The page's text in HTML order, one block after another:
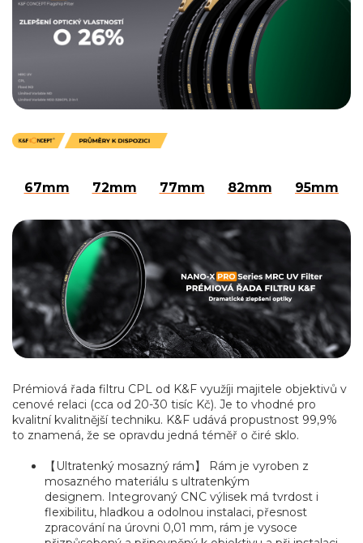
67mm 72mm 77mm 82mm 95mm
Prémiová řada filtru CPL od K&F využíji majitele objektivů v
cenové relaci (cca od 20-30 tisíc Kč). Je to vhodné pro
kvalitní kvalitnější techniku. K&F udává propustnost 99,9%
to znamená, že se opravdu jedná téměř o čiré sklo.
【Ultratenký mosazný rám】 Rám je vyroben z
mosazného materiálu s ultratenkým
designem.
Integrovaný CNC výlisek má tvrdost i
flexibilitu, hladkou a odolnou instalaci, přesnost
zpracování na úrovni 0,01 mm, rám je vysoce